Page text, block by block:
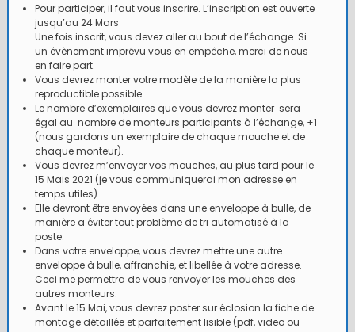
Pour participer, il faut vous inscrire. L’inscription est ouverte
jusqu’au 24 Mars
Une fois inscrit, vous devez aller au bout de l’échange. Si
un évènement imprévu vous en empêche, merci de nous
en faire part.
Vous devrez monter votre modèle de la manière la plus
reproductible possible.
Le nombre d’exemplaires que vous devrez monter sera
égal au nombre de monteurs participants à l’échange, +1
(nous gardons un exemplaire de chaque mouche et de
chaque monteur).
Vous devrez m’envoyer vos mouches, au plus tard pour le
15 Mais 2021 (je vous communiquerai mon adresse en
temps utiles).
Elle devront être envoyées dans une enveloppe à bulle, de
manière a éviter tout problème de tri automatisé à la
poste.
Dans votre enveloppe, vous devrez mettre une autre
enveloppe à bulle, affranchie, et libellée à votre adresse.
Ceci me permettra de vous renvoyer les mouches des
autres monteurs.
Avant le 15 Mai, vous devrez poster sur éclosion la fiche de
montage détaillée et parfaitement lisible (pdf, video ou